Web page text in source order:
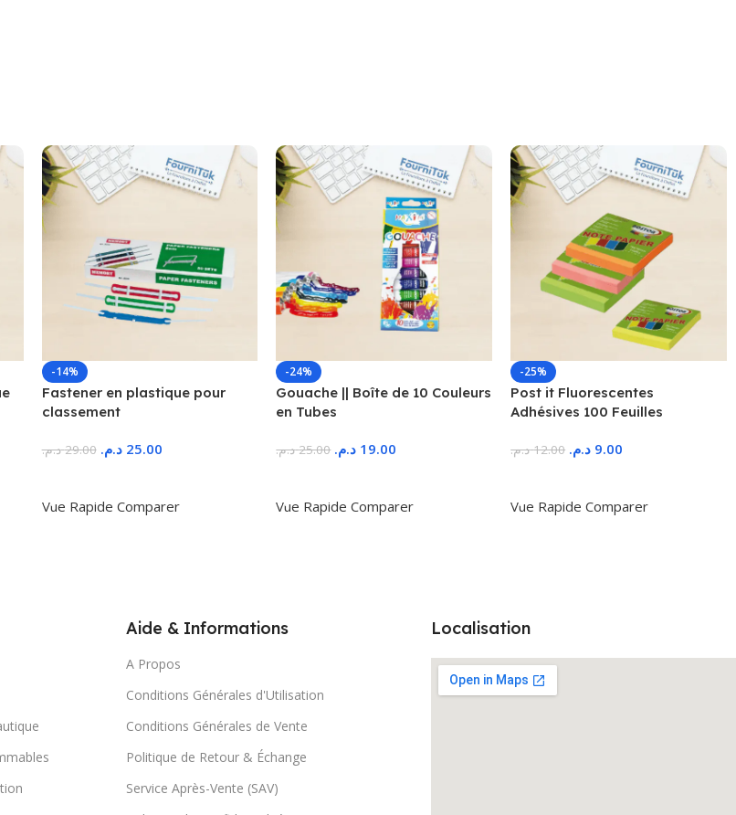
-14%
Fastener en plastique pour
classement
29.00 د.م. 25.00 د.م.
Vue Rapide Comparer
-24%
Gouache || Boîte de 10 Couleurs
en Tubes
25.00 د.م. 19.00 د.م.
Vue Rapide Comparer
-25%
Post it Fluorescentes
Adhésives 100 Feuilles
12.00 د.م. 9.00 د.م.
Vue Rapide Comparer
Aide & Informations
A Propos
Conditions Générales d'Utilisation
Conditions Générales de Vente
Politique de Retour & Échange
Service Après-Vente (SAV)
Localisation